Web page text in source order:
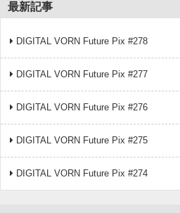
最新記事
DIGITAL VORN Future Pix #278
DIGITAL VORN Future Pix #277
DIGITAL VORN Future Pix #276
DIGITAL VORN Future Pix #275
DIGITAL VORN Future Pix #274